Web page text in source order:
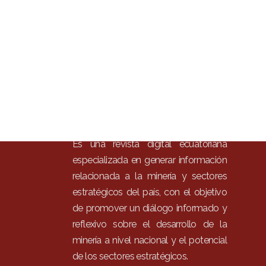
Es una revista digital ecuatoriana
especializada en generar información
relacionada a la minería y sectores
estratégicos del país, con el objetivo
de promover un diálogo informado y
reflexivo sobre el desarrollo de la
minería a nivel nacional y el potencial
de los sectores estratégicos.